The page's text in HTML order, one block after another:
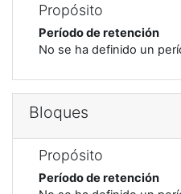
Propósito
Período de retención
No se ha definido un
Bloques
Propósito
Período de retención